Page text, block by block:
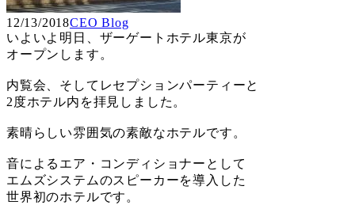
12/13/2018CEO Blog
いよいよ明日、ザーゲートホテル東京が
オープンします。
内覧会、そしてレセプションパーティーと
2度ホテル内を拝見しました。
素晴らしい雰囲気の素敵なホテルです。
音によるエア・コンディショナーとして
エムズシステムのスピーカーを導入した
世界初のホテルです。